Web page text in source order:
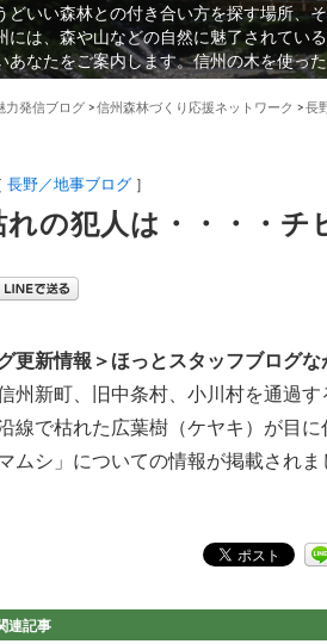
どいい森林との付き合い方を探す場所、
には、森や山などの自然に魅了されてい
あなたをご案内します。信州の木を使っ
力発信ブログ >信州森林づくり応援ネットワーク >長
長野／地事ブログ ］
れの犯人は・・・・チ
更新情報＞ほっとスタッフブログな
州新町、旧中条村、小川村を通過
線で枯れた広葉樹（ケヤキ）が目
ムシ」についての情報が掲載されま
連記事